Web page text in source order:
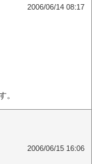
2006/06/14 08:17
。
2006/06/15 16:06